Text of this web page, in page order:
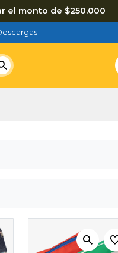
el monto de $250.000